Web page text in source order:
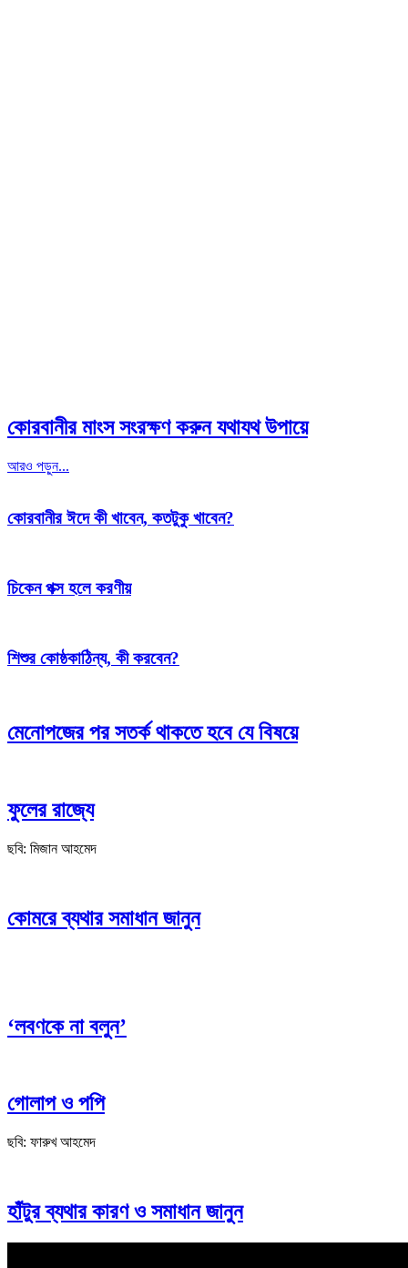
কোরবানীর মাংস সংরক্ষণ করুন যথাযথ উপায়ে
আরও পড়ুন...
কোরবানীর ঈদে কী খাবেন, কতটুকু খাবেন?
চিকেন পক্স হলে করণীয়
শিশুর কোষ্ঠকাঠিন্য, কী করবেন?
মেনোপজের পর সতর্ক থাকতে হবে যে বিষয়ে
ফুলের রাজ্যে
ছবি: মিজান আহমেদ
কোমরে ব্যথার সমাধান জানুন
‘লবণকে না বলুন’
গোলাপ ও পপি
ছবি: ফারুখ আহমেদ
হাঁটুর ব্যথার কারণ ও সমাধান জানুন